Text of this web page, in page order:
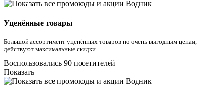
Уценённые товары
Большой ассортимент уценённых товаров по очень выгодным ценам,
действуют максимальные скидки
Воспользовались 90 посетителей
Показать